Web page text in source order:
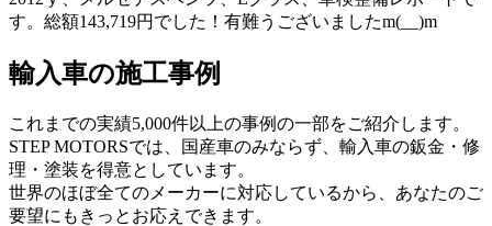
す。総額143,719円でした！有難うございましたm(__)m
輸入車の施工事例
これまでの実績5,000件以上の事例の一部をご紹介します。
STEP MOTORSでは、国産車のみならず、輸入車の鈑金・修
理・塗装を得意としています。
世界のほぼ全てのメーカーに対応しているから、あなたのご
要望にもきっとお応えできます。